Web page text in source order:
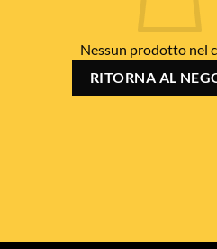
Nessun prodotto nel
RITORNA AL